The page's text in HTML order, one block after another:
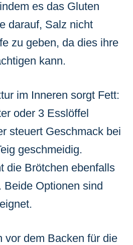
es das Gluten
darauf, Salz nicht
zu geben, da dies ihre
kann.
im Inneren sorgt Fett:
oder 3 Esslöffel
steuert Geschmack bei
geschmeidig.
die Brötchen ebenfalls
Beide Optionen sind
vor dem Backen für die